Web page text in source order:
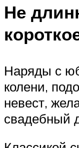
Не
Наряды с
колени,
невест,
свадебный